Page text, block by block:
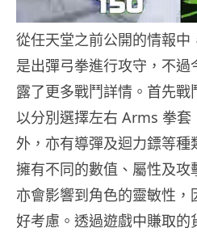
從任天堂之前公開的情報中
是出彈弓拳進行攻守，不
露了更多戰鬥詳情。首先
以分別選擇左右 Arms 拳套
外，亦有導彈及迴力鏢等
擁有不同的數值、屬性及攻
亦會影響到角色的靈敏性
好考慮。透過遊戲中賺取